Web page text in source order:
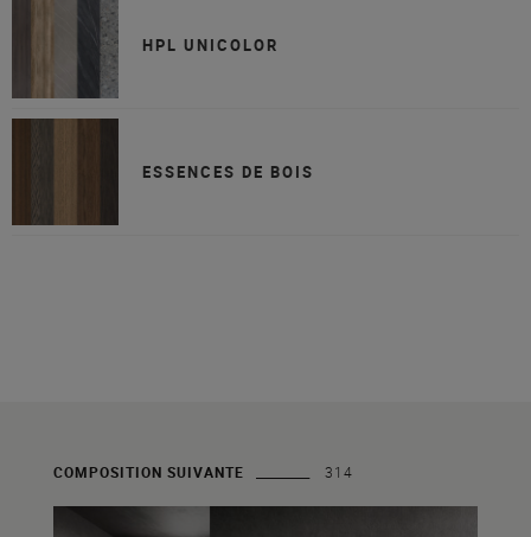
HPL UNICOLOR
ESSENCES DE BOIS
COMPOSITION SUIVANTE 314